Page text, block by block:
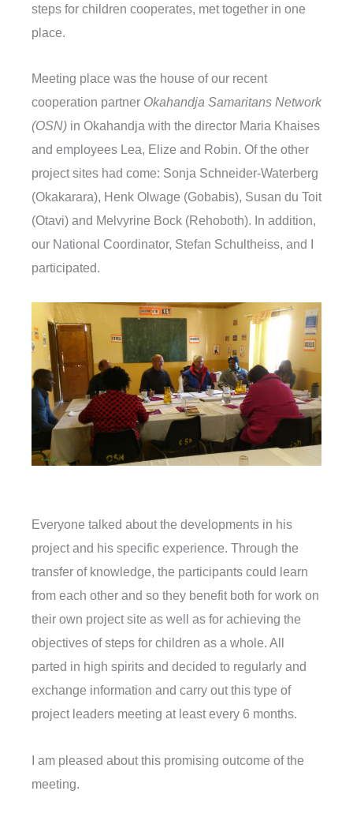
steps for children cooperates, met together in one
place.
Meeting place was the house of our recent
cooperation partner Okahandja Samaritans Network
(OSN) in Okahandja with the director Maria Khaises
and employees Lea, Elize and Robin. Of the other
project sites had come: Sonja Schneider-Waterberg
(Okakarara), Henk Olwage (Gobabis), Susan du Toit
(Otavi) and Melvyrine Bock (Rehoboth). In addition,
our National Coordinator, Stefan Schultheiss, and I
participated.
Everyone talked about the developments in his
project and his specific experience. Through the
transfer of knowledge, the participants could learn
from each other and so they benefit both for work on
their own project site as well as for achieving the
objectives of steps for children as a whole. All
parted in high spirits and decided to regularly and
exchange information and carry out this type of
project leaders meeting at least every 6 months.
I am pleased about this promising outcome of the
meeting.